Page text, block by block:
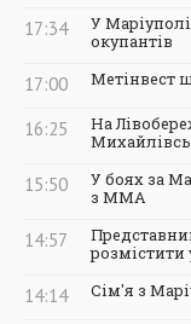
17:34
У
окупантів
17:00 Метінвест
16:25
На
15:50
У боях за
з ММА
14:57
розмістити
14:14 Сім'я з